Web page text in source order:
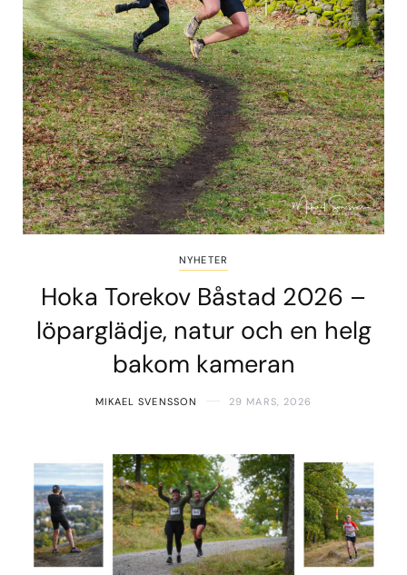
NYHETER
Hoka Torekov Båstad 2026 –
löparglädje, natur och en helg
bakom kameran
MIKAEL SVENSSON 29 MARS, 2026